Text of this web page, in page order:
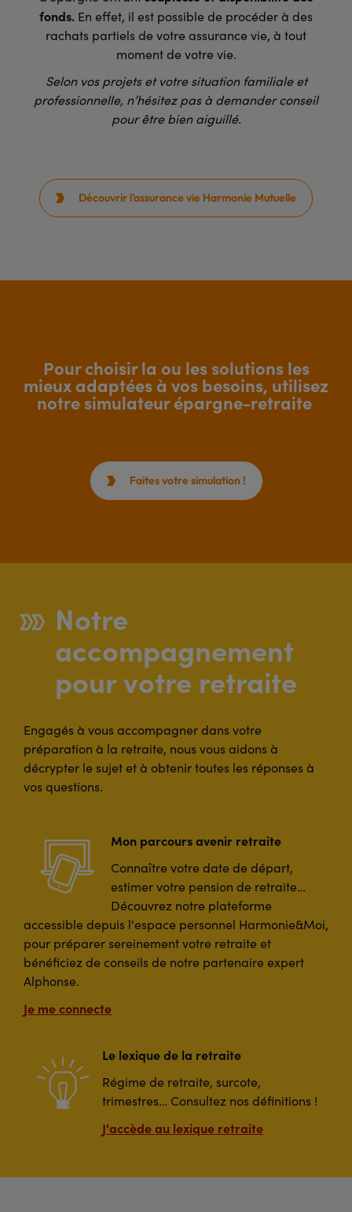
fonds. En effet, il est possible de procéder à des
rachats partiels de votre assurance vie, à tout
moment de votre vie.
Selon vos projets et votre situation familiale et
professionnelle, n’hésitez pas à demander conseil
pour être bien aiguillé.
 Découvrir l'assurance vie Harmonie Mutuelle
Pour choisir la ou les solutions les
mieux adaptées à vos besoins, utilisez
notre simulateur épargne-retraite
 Faites votre simulation !
Notre
accompagnement
pour votre retraite
Engagés à vous accompagner dans votre
préparation à la retraite, nous vous aidons à
décrypter le sujet et à obtenir toutes les réponses à
vos questions.
Mon parcours avenir retraite
Connaître votre date de départ,
estimer votre pension de retraite…
Découvrez notre plateforme
accessible depuis l'espace personnel Harmonie&Moi,
pour préparer sereinement votre retraite et
bénéficiez de conseils de notre partenaire expert
Alphonse.
Je me connecte
Le lexique de la retraite
Régime de retraite, surcote,
trimestres… Consultez nos définitions !
J'accède au lexique retraite